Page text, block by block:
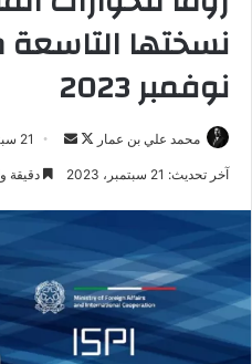
نوفمبر 2023
محمد علي بن عمار
تابعأرسل
بريدا
21 سبتمبر، 2023
آخر تحديث: 21 سبتمبر، 2023 دقيقة